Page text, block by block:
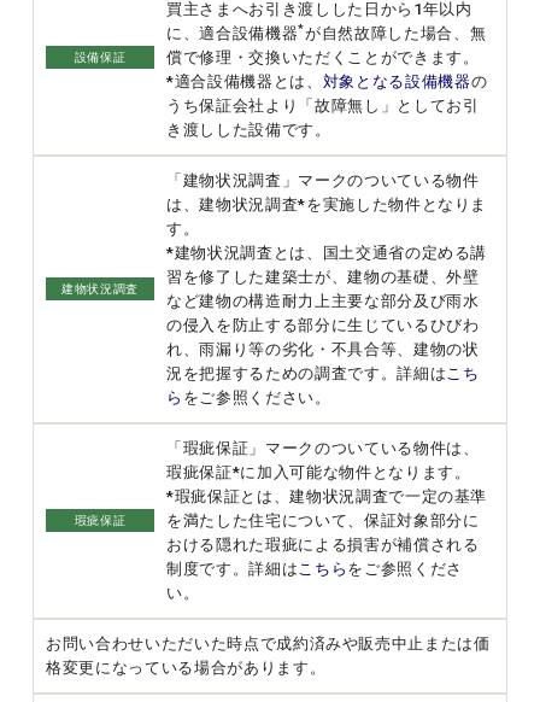
設備保証
買主さまへお引き渡しした日から1年以内
に、適合設備機器*が自然故障した場合、無
償で修理・交換いただくことができます。
*適合設備機器とは、 対象となる設備機器の
うち保証会社より「故障無し」としてお引
き渡しした設備です。
建物状況調査
「建物状況調査」マークのついている物件
は、建物状況調査*を実施した物件となりま
す。
*建物状況調査とは、国土交通省の定める講
習を修了した建築士が、建物の基礎、外壁
など建物の構造耐力上主要な部分及び雨水
の侵入を防止する部分に生じているひびわ
れ、雨漏り等の劣化・不具合等、建物の状
況を把握するための調査です。詳細は こち
ら をご参照ください。
瑕疵保証
「瑕疵保証」マークのついている物件は、
瑕疵保証*に加入可能な物件となります。
*瑕疵保証とは、建物状況調査で一定の基準
を満たした住宅について、保証対象部分に
おける隠れた瑕疵による損害が補償される
制度です。詳細は こちら をご参照くださ
い。
お問い合わせいただいた時点で成約済みや販売中止または価
格変更になっている場合があります。